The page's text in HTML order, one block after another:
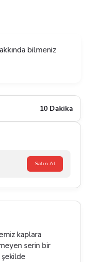
bilmeniz
10 Dakika
Satın Al
kaplara
serin bir